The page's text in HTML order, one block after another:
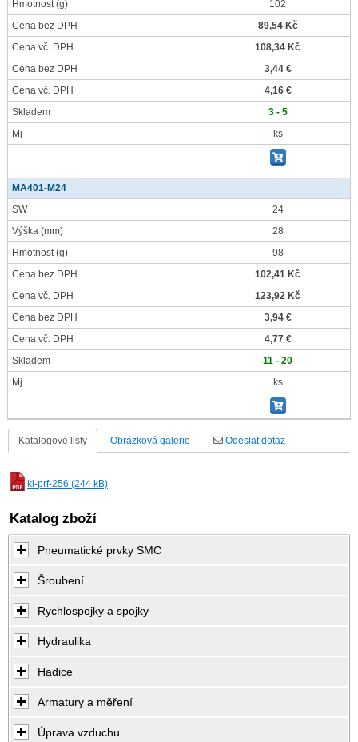
Hmotnost(g)
102
Cena bez DPH
89,54 Kč
Cena vč. DPH
108,34 Kč
Cena bez DPH
3,44 €
Cena vč. DPH
4,16 €
Skladem
3 - 5
Mj
ks
MA401-M24
SW
24
Výška (mm)
28
Hmotnost(g)
98
Cena bez DPH
102,41 Kč
Cena vč. DPH
123,92 Kč
Cena bez DPH
3,94 €
Cena vč. DPH
4,77 €
Skladem
11 - 20
Mj
ks
Katalogové listy Obrázková galerie Odeslat dotaz
kl-prf-256 (244 kB)
Katalog zboží
Pneumatické prvky SMC
Šroubení
Rychlospojky a spojky
Hydraulika
Hadice
Armatury a měření
Úprava vzduchu